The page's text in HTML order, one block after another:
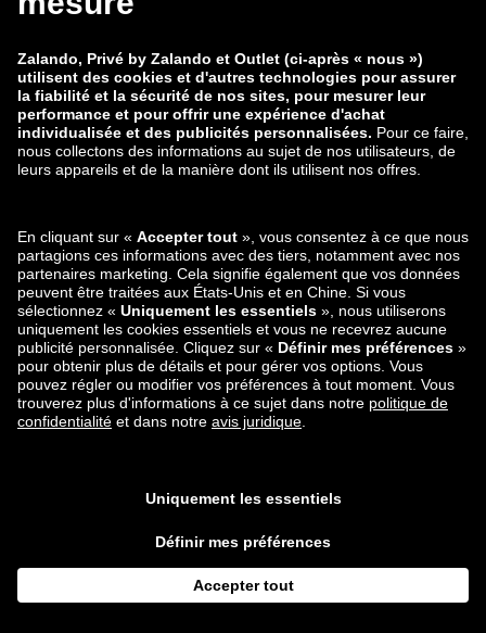
Paramètres de personnalisation:
choisir la navigation privée en adaptant les paramètres de
votre compte.
11.9.4Surveillance et mises à jour algorithmiques:Pour
garantir une équité et une pertinence optimales, notre système
de recommandation est surveillé et mis à jour régulièrement.
Nous menons des tests rigoureux afin d’identifier les biais
potentiels, et d’améliorer continuellement l’algorithme afin de
correspondant à un système de recommandation personnalisé
sont accessibles vis le symbole « info-i » sur le système de
recommandation, par exemple, sur la page correspondante du
catalogue. Le lien suivant vous fournira des informations
détaillées sur les informations de profil que nous utilisons, et
sur la possibilité d’exercer une influence sur l’utilisation de
celles-ci dans les systèmes de recommandation, sur
l’intégralité de la plateforme:
Lien vers les préférences de recommandation:
https://zalando.lu/myaccount/recommendation-preferences/.
deux co-présidents du Conseil), Dr. Astrid Arndt, Anna
David Schneider
Présidente du conseil de surveillance : Kelly Bennett